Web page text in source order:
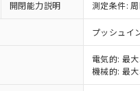
開閉能力説明 測定条件:
プッシュイ
電気的: 最
機械的: 最
件をお読みいただき、同意の
さい。
ービスは、当社制御機器事業
の当社在庫状況および標準価
抜)を提供させていただくもの
なし：EU RoHS指令（10物質
非対応の商品で、対応品を出
せん。
応状況を調査中または確認
表